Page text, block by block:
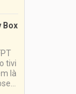
Box
tivi
là